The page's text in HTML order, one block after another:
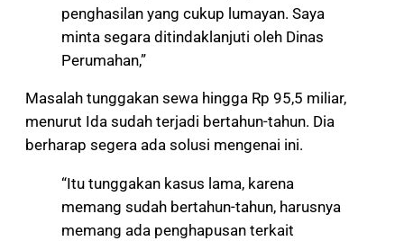
penghasilan yang cukup lumayan. Saya
minta segara ditindaklanjuti oleh Dinas
Perumahan,”
Masalah tunggakan sewa hingga Rp 95,5 miliar,
menurut Ida sudah terjadi bertahun-tahun. Dia
berharap segera ada solusi mengenai ini.
“Itu tunggakan kasus lama, karena
memang sudah bertahun-tahun, harusnya
memang ada penghapusan terkait